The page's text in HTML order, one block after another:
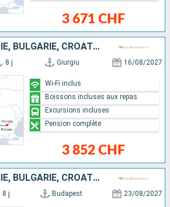
3 671 CHF
ROUMANIE, HONGRIE, BULGARIE, CROATIE, SERBIE
8 j Giurgiu 16/08/2027
3 852 CHF
Wi-Fi inclus
Boissons incluses aux repas
Excursions incluses
Pension complète
HONGRIE, ROUMANIE, BULGARIE, CROATIE, SERBIE
8 j Budapest 23/08/2027